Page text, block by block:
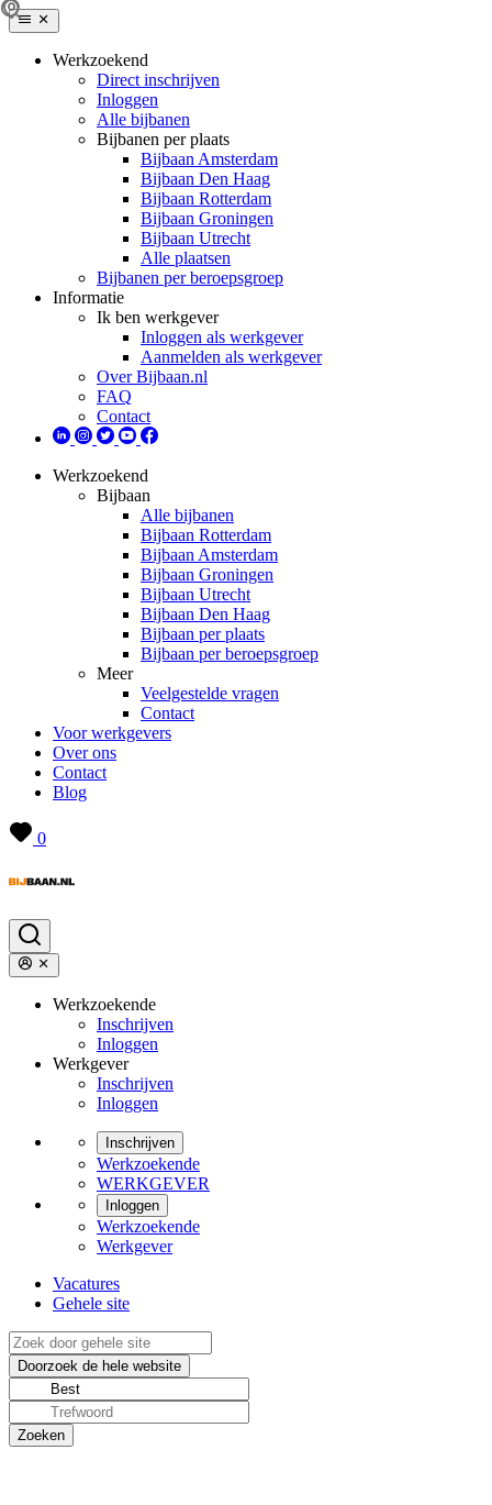
Werkzoekend
Direct inschrijven
Inloggen
Alle bijbanen
Bijbanen per plaats
Bijbaan Amsterdam
Bijbaan Den Haag
Bijbaan Rotterdam
Bijbaan Groningen
Bijbaan Utrecht
Alle plaatsen
Bijbanen per beroepsgroep
Informatie
Ik ben werkgever
Inloggen als werkgever
Aanmelden als werkgever
Over Bijbaan.nl
FAQ
Contact
Werkzoekend
Bijbaan
Alle bijbanen
Bijbaan Rotterdam
Bijbaan Amsterdam
Bijbaan Groningen
Bijbaan Utrecht
Bijbaan Den Haag
Bijbaan per plaats
Bijbaan per beroepsgroep
Meer
Veelgestelde vragen
Contact
Voor werkgevers
Over ons
Contact
Blog
0
Werkzoekende
Inschrijven
Inloggen
Werkgever
Inschrijven
Inloggen
Inschrijven
Werkzoekende
WERKGEVER
Inloggen
Werkzoekende
Werkgever
Vacatures
Gehele site